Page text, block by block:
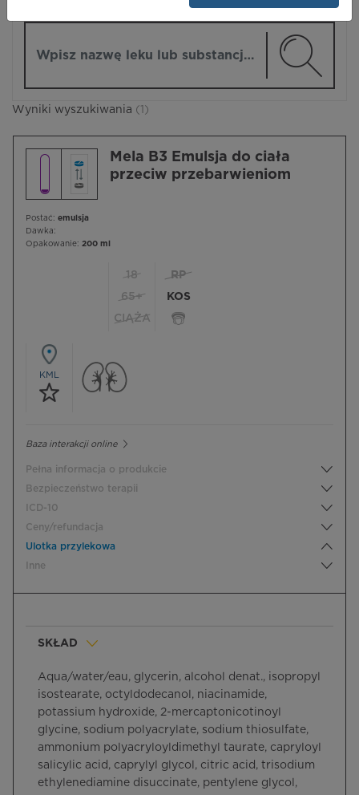
Wyniki wyszukiwania (1)
Mela B3 Emulsja do ciała
przeciw przebarwieniom
Postać: emulsja
Dawka:
Opakowanie: 200 ml
18
65+
CIĄŻA
RP
KOS
KML
Baza interakcji online
Pełna informacja o produkcie
Bezpieczeństwo terapii
ICD-10
Ceny/refundacja
Ulotka przylekowa
Inne
SKŁAD
Aqua/water/eau, glycerin, alcohol denat., isopropyl
isostearate, octyldodecanol, niacinamide,
potassium hydroxide, 2-mercaptonicotinoyl
glycine, sodium polyacrylate, sodium thiosulfate,
ammonium polyacryloyldimethyl taurate, capryloyl
salicylic acid, caprylyl glycol, citric acid, trisodium
ethylenediamine disuccinate, pentylene glycol,